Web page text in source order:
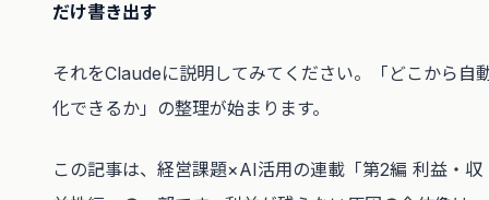
だけ書き出す
それをClaudeに説明してみてください。「どこから自
化できるか」の整理が始まります。
この記事は、経営課題×AI活用の連載「第2編 利益・収